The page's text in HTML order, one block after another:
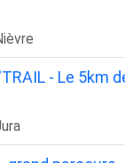
- Le 5km